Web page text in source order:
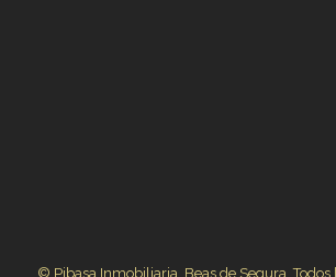
© Pibasa Inmobiliaria. Beas de Segura. Todos